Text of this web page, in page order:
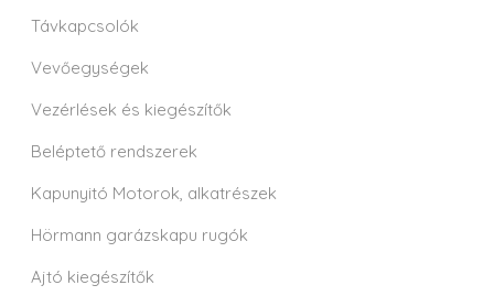
Távkapcsolók
Vevőegységek
Vezérlések és kiegészítők
Beléptető rendszerek
Kapunyitó Motorok, alkatrészek
Hörmann garázskapu rugók
Ajtó kiegészítők